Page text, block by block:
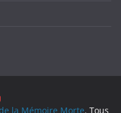
la Mémoire Morte. Tous